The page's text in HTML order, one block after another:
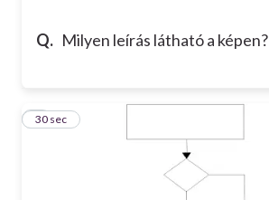
Q. Milyen leírás látható a képen?
4
30 sec